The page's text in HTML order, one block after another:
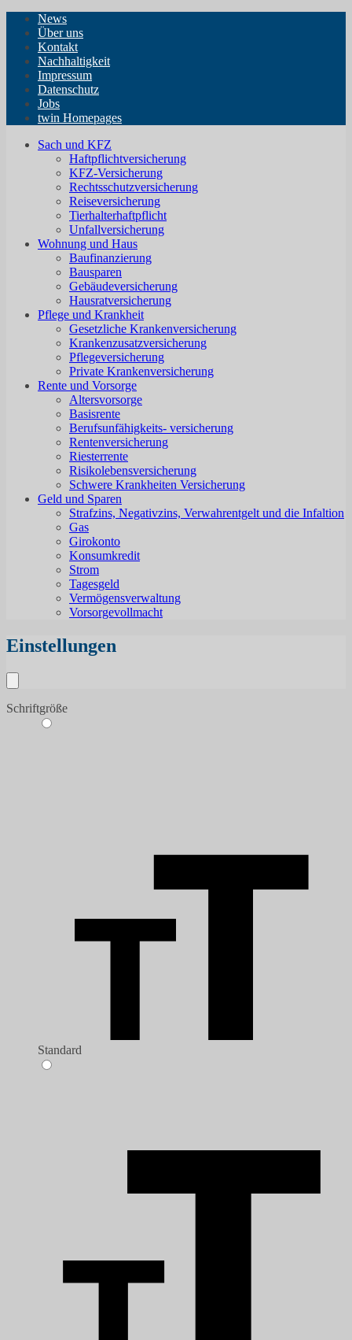
News
Über uns
Kontakt
Nachhaltigkeit
Impressum
Datenschutz
Jobs
twin Homepages
Sach und KFZ
Haftpflichtversicherung
KFZ-Versicherung
Rechtsschutzversicherung
Reiseversicherung
Tierhalterhaftpflicht
Unfallversicherung
Wohnung und Haus
Baufinanzierung
Bausparen
Gebäudeversicherung
Hausratversicherung
Pflege und Krankheit
Gesetzliche Krankenversicherung
Krankenzusatzversicherung
Pflegeversicherung
Private Krankenversicherung
Rente und Vorsorge
Altersvorsorge
Basisrente
Berufsunfähigkeits- versicherung
Rentenversicherung
Riesterrente
Risikolebensversicherung
Schwere Krankheiten Versicherung
Geld und Sparen
Strafzins, Negativzins, Verwahrentgelt und die Infaltion
Gas
Girokonto
Konsumkredit
Strom
Tagesgeld
Vermögensverwaltung
Vorsorgevollmacht
Einstellungen
Schriftgröße
Standard